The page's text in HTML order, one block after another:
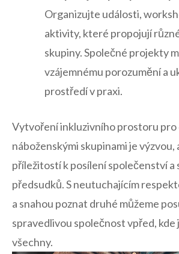
Organizujte události,⁣
aktivity, které ‌propojují
skupiny.​ Společné projekty
vzájemnému porozumění a
prostředí v praxi.
Vytvoření‍ inkluzivního prostoru⁣ pro
náboženskými skupinami je výzvou,
příležitostí k posílení‍ společenství a
předsudků. S neutuchajícím
a snahou poznat druhé ‍můžeme
spravedlivou společnost vpřed, kde
všechny.